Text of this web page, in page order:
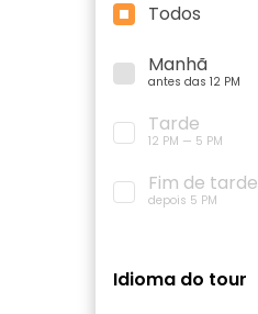
Todos
Manhã
antes das 12 PM
Tarde
12 PM — 5 PM
Fim de tarde
depois 5 PM
Idioma do tour